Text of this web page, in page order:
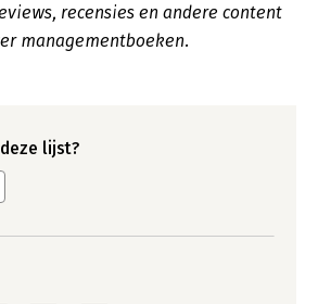
recensies en andere content
managementboeken.
lijst?